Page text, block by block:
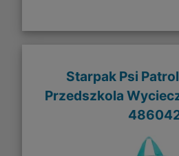
Starpak Psi
Przedszkola